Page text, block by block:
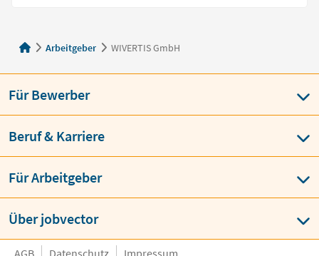
Arbeitgeber WIVERTIS GmbH
Für Bewerber
Beruf & Karriere
Für Arbeitgeber
Über jobvector
AGB Datenschutz Impressum